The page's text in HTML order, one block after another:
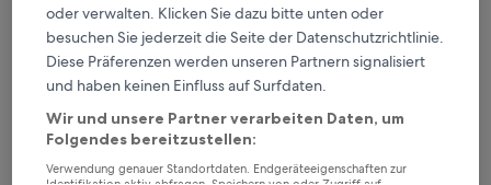
oder verwalten. Klicken Sie dazu bitte unten oder
besuchen Sie jederzeit die Seite der Datenschutzrichtlinie.
Diese Präferenzen werden unseren Partnern signalisiert
und haben keinen Einfluss auf Surfdaten.
Wir und unsere Partner verarbeiten Daten, um
Folgendes bereitzustellen:
Verwendung genauer Standortdaten. Endgeräteeigenschaften zur